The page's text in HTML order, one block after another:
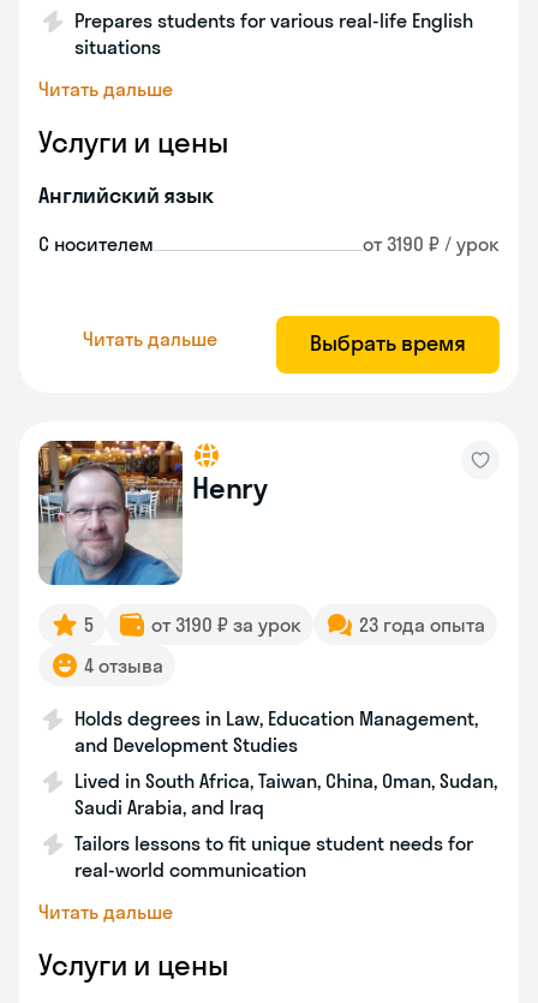
Prepares students for various real-life English
situations
Читать дальше
Услуги и цены
Английский язык
С носителем от 3190 ₽ / урок
Читать дальше Выбрать время
Henry
5 от 3190 ₽ за урок
23 года опыта
4 отзыва
Holds degrees in Law, Education Management,
and Development Studies
Lived in South Africa, Taiwan, China, Oman, Sudan,
Saudi Arabia, and Iraq
Tailors lessons to fit unique student needs for
real-world communication
Читать дальше
Услуги и цены